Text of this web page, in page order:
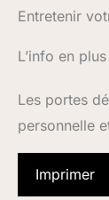
Entretenir
L’info en plus
Les portes
personnelle
Imprimer